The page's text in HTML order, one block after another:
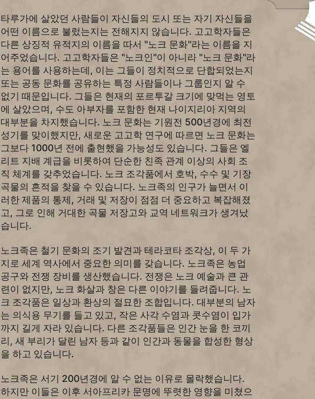
타루가에 살았던 사람들이 자신들의 도시 또는 자기 자신들을
어떤 이름으로 불렀는지는 전해지지 않습니다. 고고학자들은
다른 상징적 유적지의 이름을 따서 "노크 문화"라는 이름을 지
어주었습니다. 고고학자들은 "노크인"이 아니라 "노크 문화"라
는 용어를 사용하는데, 이는 그들이 정치적으로 단합되었는지
또는 공동 문화를 공유하는 특정 사람들이나 그룹인지 알 수
없기 때문입니다. 그들은 현재의 포르투갈 크기에 맞먹는 영토
에 살았으며, 수도 아부자를 포함한 현재 나이지리아 지역의
대부분을 차지했습니다. 노크 문화는 기원전 500년경에 최전
성기를 맞이했지만, 새로운 고고학 연구에 따르면 노크 문화는
그보다 1000년 전에 출현했을 가능성도 있습니다. 그들은 엘
리트 지배 계급을 비롯하여 단순한 친족 관계 이상의 사회 조
직 체계를 갖추었습니다. 노크 조각품에서 호박, 수수 및 기장
곡물의 흔적을 찾을 수 있습니다. 노크족의 인구가 늘면서 이
러한 제품의 통제, 거래 및 저장이 점점 더 중요하고 복잡해졌
고, 그로 인해 거대한 곡물 저장고와 교역 네트워크가 생겨났
습니다.
노크족은 철기 문화의 조기 발견과 테라코타 조각상, 이 두 가
지로 세계 역사에서 중요한 의미를 갖습니다. 노크족은 농업
공구와 전쟁 장비를 생산했습니다. 전쟁은 노크 예술과 큰 관
련이 없지만, 노크 화살과 창은 다른 이야기를 들려줍니다. 노
크 조각품은 일상과 환상의 절묘한 조합입니다. 대부분의 남자
는 의식용 무기를 들고 있고, 작은 사각 수염과 콧수염이 입가
까지 길게 자라 있습니다. 다른 조각품들은 인간 눈을 한 코끼
리, 새 부리가 달린 남자 등과 같이 인간과 동물을 합성한 형상
을 하고 있습니다.
노크족은 서기 200년경에 알 수 없는 이유로 몰락했습니다.
하지만 이들은 이후 서아프리카 문명에 뚜렷한 영향을 미쳤으